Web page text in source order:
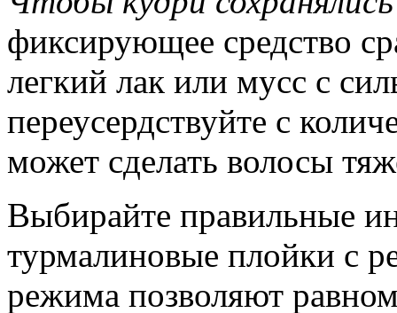
фиксирующее средство
легкий лак или мусс с
переусердствуйте с
может сделать волосы
Выбирайте правильные
турмалиновые плойки с
режима позволяют